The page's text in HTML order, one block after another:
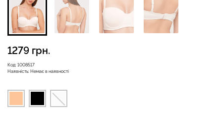
Код: 1008517
Наявність: Немає в наявності
1279 грн.
Велосипедки з високою
(чорний) Giulia